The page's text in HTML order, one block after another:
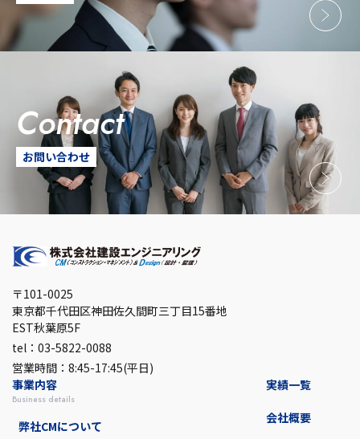
contact
お問い合わせ
〒101-0025
東京都千代田区神田佐久間町三丁目15番地
EST秋葉原5F
tel：03-5822-0088
営業時間：8:45-17:45(平日)
事業内容
business details
弊社CMについて
実績一覧
会社概要